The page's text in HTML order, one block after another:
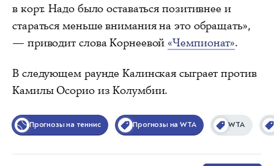
в корт. Надо было оставаться позитивнее и
стараться меньше внимания на это обращать»,
— приводит слова Корнеевой«Чемпионат».
В следующем раунде Калинская сыграет против
Камилы Осорио из Колумбии.
Прогнозы на теннис Прогнозы на WTA WTA